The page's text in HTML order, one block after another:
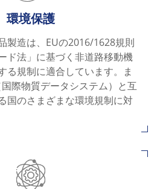
環境保護
製造は、EUの2016/1628規則
ド法」に基づく非道路移動機
る規制に適合しています。ま
際物質データシステム）と互
国のさまざまな環境規制に対